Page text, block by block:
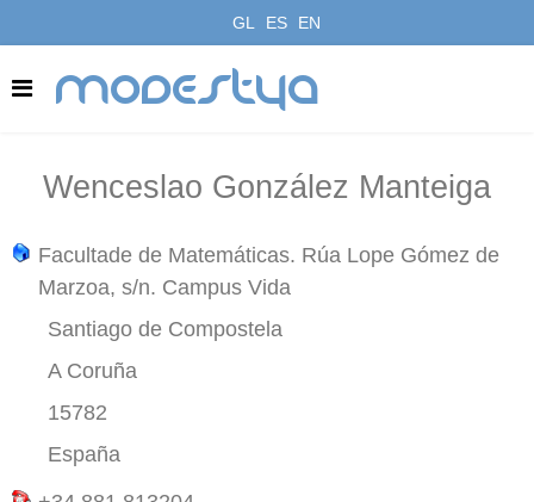
GL ES EN
modestya
Wenceslao González Manteiga
Facultade de Matemáticas. Rúa Lope Gómez de
Marzoa, s/n. Campus Vida
Santiago de Compostela
A Coruña
15782
España